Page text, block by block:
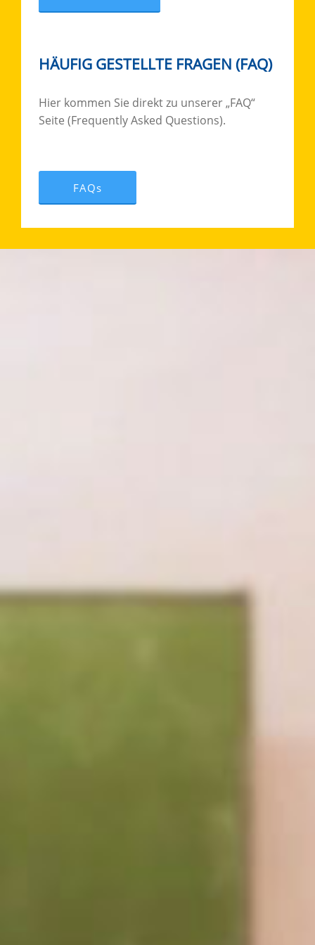
HÄUFIG GESTELLTE FRAGEN (FAQ)
Hier kommen Sie direkt zu unserer „FAQ“
Seite (Frequently Asked Questions).
FAQs